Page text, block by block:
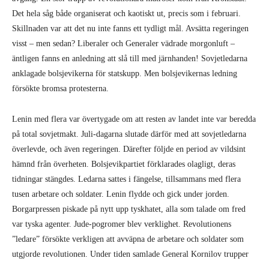
Det hela såg både organiserat och kaotiskt ut, precis som i februari.
Skillnaden var att det nu inte fanns ett tydligt mål. Avsätta regeringen
visst – men sedan? Liberaler och Generaler vädrade morgonluft –
äntligen fanns en anledning att slå till med järnhanden! Sovjetledarna
anklagade bolsjevikerna för statskupp. Men bolsjevikernas ledning
försökte bromsa protesterna.
Lenin med flera var övertygade om att resten av landet inte var beredda
på total sovjetmakt. Juli-dagarna slutade därför med att sovjetledarna
överlevde, och även regeringen. Därefter följde en period av vildsint
hämnd från överheten. Bolsjevikpartiet förklarades olagligt, deras
tidningar stängdes. Ledarna sattes i fängelse, tillsammans med flera
tusen arbetare och soldater. Lenin flydde och gick under jorden.
Borgarpressen piskade på nytt upp tyskhatet, alla som talade om fred
var tyska agenter. Jude-pogromer blev verklighet. Revolutionens
”ledare” försökte verkligen att avväpna de arbetare och soldater som
utgjorde revolutionen. Under tiden samlade General Kornilov trupper